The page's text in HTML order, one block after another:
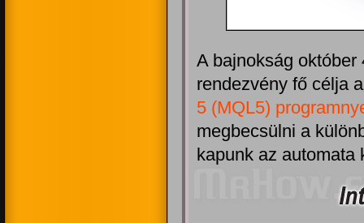
A bajnokság október
rendezvény fő célja
5 (MQL5)
megbecsülni a
kapunk az automata